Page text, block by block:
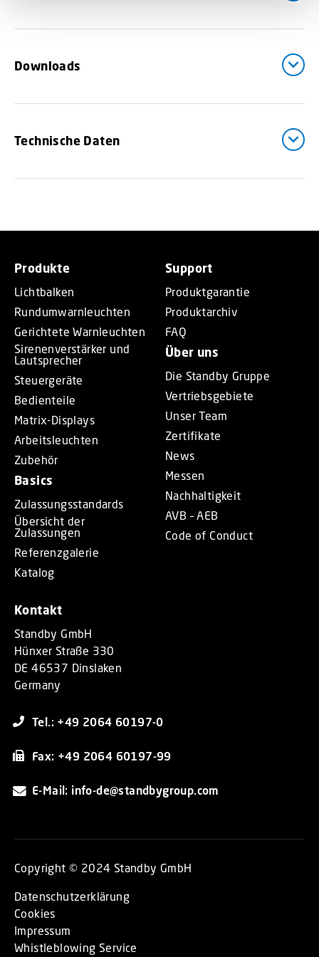
Downloads
Technische Daten
Produkte
Lichtbalken
Rundumwarnleuchten
Gerichtete Warnleuchten
Sirenenverstärker und
Lautsprecher
Steuergeräte
Bedienteile
Matrix-Displays
Arbeitsleuchten
Zubehör
Basics
Zulassungsstandards
Übersicht der
Zulassungen
Referenzgalerie
Katalog
Support
Produktgarantie
Produktarchiv
FAQ
Über uns
Die Standby Gruppe
Vertriebsgebiete
Unser Team
Zertifikate
News
Messen
Nachhaltigkeit
AVB – AEB
Code of Conduct
Kontakt
Standby GmbH
Hünxer Straße 330
DE 46537 Dinslaken
Germany
Tel.: +49 2064 60197-0
Fax: +49 2064 60197-99
E-Mail: info-de@standbygroup.com
Copyright © 2024 Standby GmbH
Datenschutzerklärung
Cookies
Impressum
Whistleblowing Service